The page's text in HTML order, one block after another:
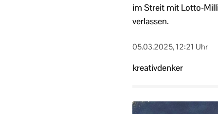
im Streit mit Lotto-
verlassen.
05.03.2025, 12:21 Uhr
kreativdenker